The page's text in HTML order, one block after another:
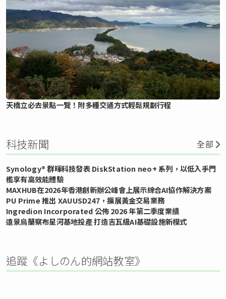
天橋立必去景點一覽！附多種交通方式輕鬆規劃行程
科技新聞 全部
Synology® 群暉科技發表 DiskStation neo+ 系列，以低入手門
檻享有高效能體驗
MAXHUB在2026年香港創新辦公峰會上展示綜合AI協作解決方案
PU Prime 推出 XAUUSD247，擴展黃金交易業務
Ingredion Incorporated 公佈 2026 年第二季度業績
遠景烏蘭察布星河基地投產 打造吉瓦級AI基礎設施新模式
追蹤《よしのん的網站教室》